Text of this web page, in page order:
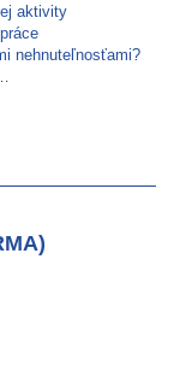
aktivity
nehnuteľnosťami?